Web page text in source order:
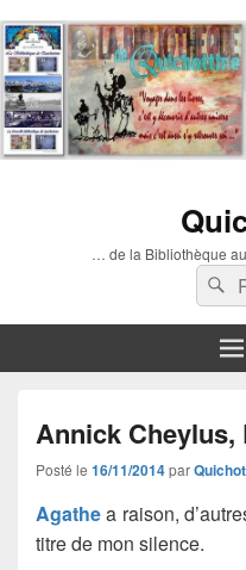
… de la Bibliothèque
Annick Cheylus,
Posté le 16/11/2014par
Agathea raison,
titre de mon silence.